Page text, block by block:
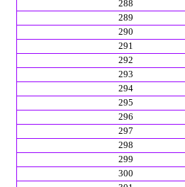
288
289
290
291
292
293
294
295
296
297
298
299
300